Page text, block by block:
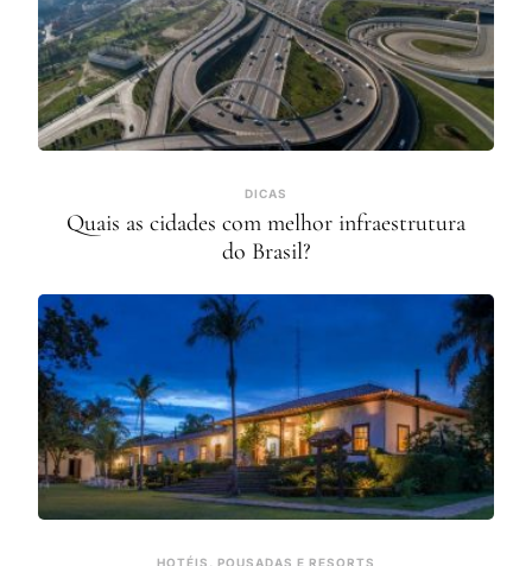
DICAS
Quais as cidades com melhor infraestrutura
do Brasil?
HOTÉIS, POUSADAS E RESORTS